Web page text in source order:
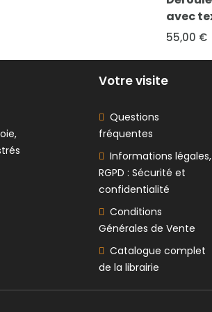
Votre visite
Questions
fréquentes
Informations légales,
RGPD : Sécurité et
confidentialité
Conditions
Générales de Vente
Catalogue complet
de la librairie